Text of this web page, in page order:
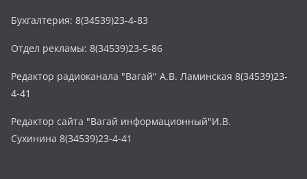
Бухгалтерия: 8(34539)23-4-83
Отдел рекламы: 8(34539)23-5-86
Редактор радиоканала "Вагай" А.В. Ламинская 8(34539)23-
4-41
Редактор сайта "Вагай информационный"И.В.
Сухинина 8(34539)23-4-41